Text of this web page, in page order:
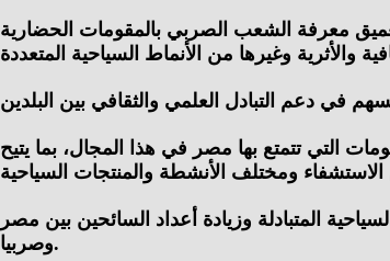
معرفة الشعب الصربي بالمقومات الحضارية
التي تتمتع بها مصر في هذا المجال، بما يتيح
المتبادلة وزيادة أعداد السائحين بين مصر
وصربيا.